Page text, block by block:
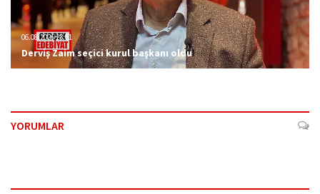
06.08.2026 23:51
Derviş Zaim seçici kurul başkanı oldu
YORUMLAR